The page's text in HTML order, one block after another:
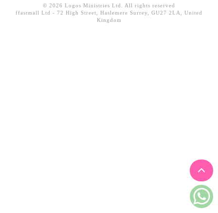
見證／傳記
© 2026 Logos Ministries Ltd. All rights reserved
ffastmall Ltd - 72 High Street, Haslemere Surrey, GU27 2LA, United
Kingdom